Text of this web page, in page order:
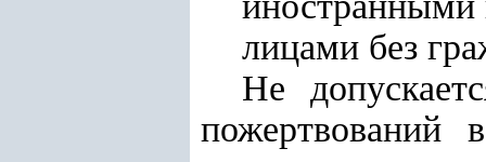
лицами без
Не
пожертвований